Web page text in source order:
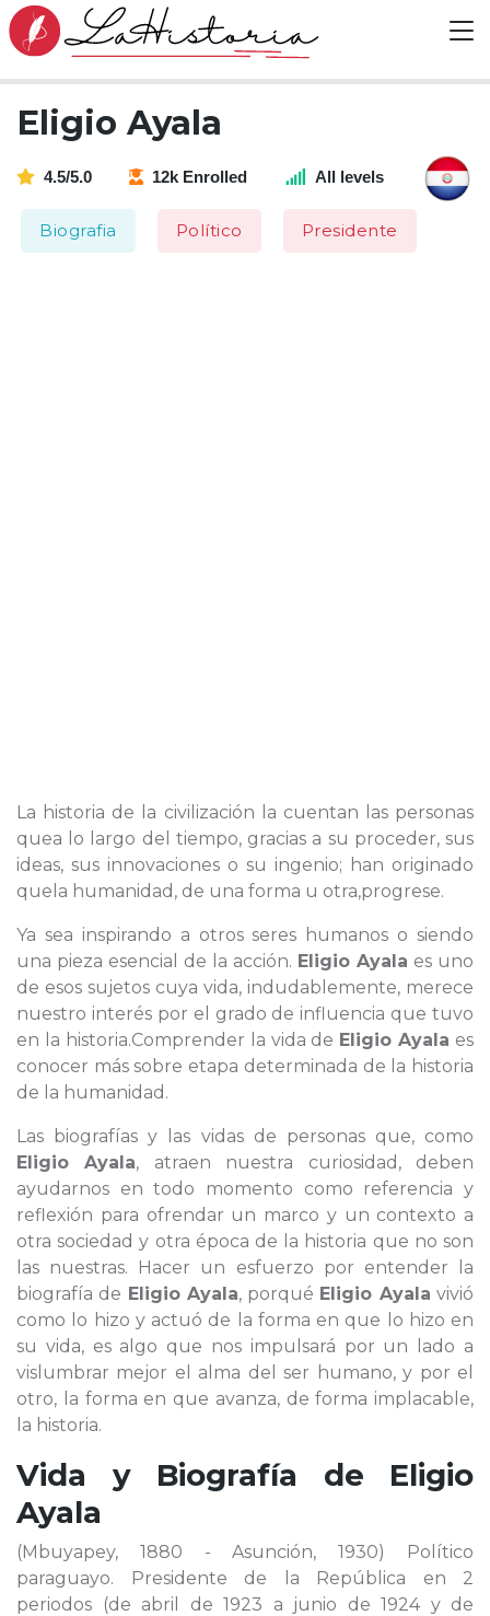
Eligio Ayala
4.5/5.0 12k Enrolled All levels
Biografia Político Presidente
La historia de la civilización la cuentan las personas
quea lo largo del tiempo, gracias a su proceder, sus
ideas, sus innovaciones o su ingenio; han originado
quela humanidad, de una forma u otra,progrese.
Ya sea inspirando a otros seres humanos o siendo
una pieza esencial de la acción. Eligio Ayala es uno
de esos sujetos cuya vida, indudablemente, merece
nuestro interés por el grado de influencia que tuvo
en la historia.Comprender la vida de Eligio Ayala es
conocer más sobre etapa determinada de la historia
de la humanidad.
Las biografías y las vidas de personas que, como
Eligio Ayala, atraen nuestra curiosidad, deben
ayudarnos en todo momento como referencia y
reflexión para ofrendar un marco y un contexto a
otra sociedad y otra época de la historia que no son
las nuestras. Hacer un esfuerzo por entender la
biografía de Eligio Ayala, porqué Eligio Ayala vivió
como lo hizo y actuó de la forma en que lo hizo en
su vida, es algo que nos impulsará por un lado a
vislumbrar mejor el alma del ser humano, y por el
otro, la forma en que avanza, de forma implacable,
la historia.
Vida y Biografía de Eligio
Ayala
(Mbuyapey, 1880 - Asunción, 1930) Político
paraguayo. Presidente de la República en 2
periodos (de abril de 1923 a junio de 1924 y de